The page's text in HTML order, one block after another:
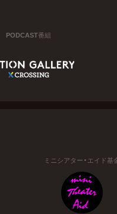
PODCAST番組
ミニシアター・エイド基